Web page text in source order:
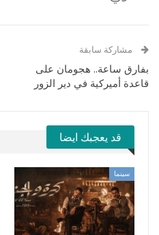
مشاركة سابقة
بفارق ساعة.. هجومان على
قاعدة أميركية في دير الزور
قد يعجبك ايضا
سينما